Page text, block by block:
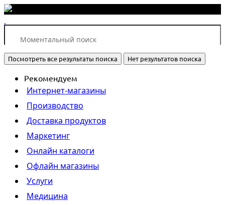
Посмотреть все результаты поиска Нет результатов поиска
Рекомендуем
Интернет-магазины
Производство
Доставка продуктов
Маркетинг
Онлайн каталоги
Офлайн магазины
Услуги
Медицина